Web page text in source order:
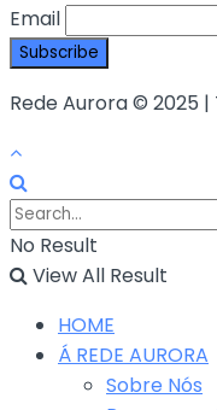
Email
Rede Aurora © 2025
No Result
View All Result
HOME
Á REDE AURORA
Sobre Nós